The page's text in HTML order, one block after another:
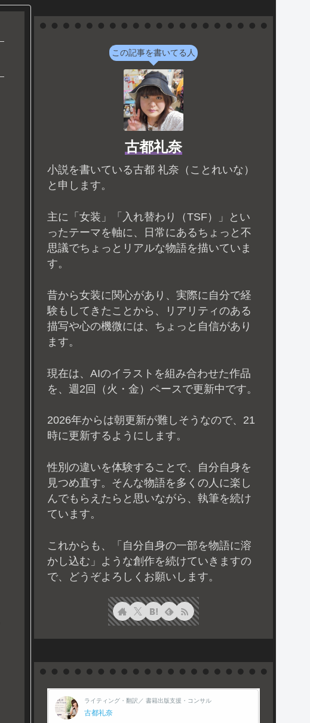
この記事を書いてる人
古都礼奈
小説を書いている古都 礼奈（ことれいな）
と申します。
主に「女装」「入れ替わり（TSF）」とい
ったテーマを軸に、日常にあるちょっと不
思議でちょっとリアルな物語を描いていま
す。
昔から女装に関心があり、実際に自分で経
験もしてきたことから、リアリティのある
描写や心の機微には、ちょっと自信があり
ます。
現在は、AIのイラストを組み合わせた作品
を、週2回（火・金）ペースで更新中です。
2026年からは朝更新が難しそうなので、21
時に更新するようにします。
性別の違いを体験することで、自分自身を
見つめ直す。そんな物語を多くの人に楽し
んでもらえたらと思いながら、執筆を続け
ています。
これからも、「自分自身の一部を物語に溶
かし込む」ような創作を続けていきますの
で、どうぞよろしくお願いします。